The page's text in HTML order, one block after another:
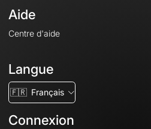
Aide
Centre d'aide
Langue
🇫🇷 Français
Connexion